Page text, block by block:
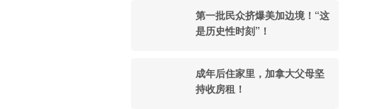
第一批民众挤爆美加边境！“这
是历史性时刻”！
成年后住家里，加拿大父母坚
持收房租！